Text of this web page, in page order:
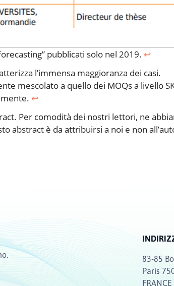
pubblicati solo nel 2019. ↩︎
l’immensa maggioranza dei casi.
mescolato a quello dei MOQs a livello
↩︎
Per comodità dei nostri lettori, ne
abstract è da attribuirsi a noi e non
83-85
Paris
FRANCE